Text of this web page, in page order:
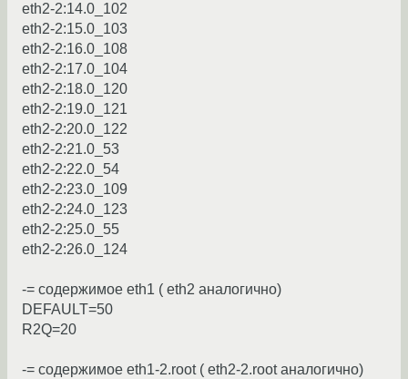
eth2-2:14.0_102
eth2-2:15.0_103
eth2-2:16.0_108
eth2-2:17.0_104
eth2-2:18.0_120
eth2-2:19.0_121
eth2-2:20.0_122
eth2-2:21.0_53
eth2-2:22.0_54
eth2-2:23.0_109
eth2-2:24.0_123
eth2-2:25.0_55
eth2-2:26.0_124
-= содержимое eth1 ( eth2 аналогично)
DEFAULT=50
R2Q=20
-= содержимое eth1-2.root ( eth2-2.root аналогично)